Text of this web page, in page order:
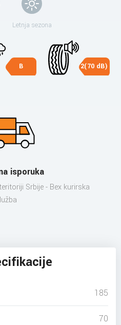
Letnja sezona
B 2(70 dB)
isporuka
Srbije - Bex kurirska
185
70